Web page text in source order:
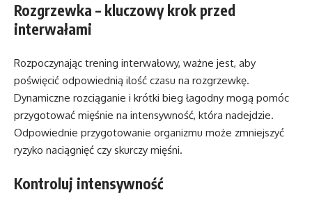
Rozgrzewka – kluczowy krok przed
interwałami
Rozpoczynając trening interwałowy, ważne jest, aby
poświęcić odpowiednią ilość czasu na rozgrzewkę.
Dynamiczne rozciąganie i krótki bieg łagodny mogą pomóc
przygotować mięśnie na intensywność, która nadejdzie.
Odpowiednie przygotowanie organizmu może zmniejszyć
ryzyko naciągnięć czy skurczy mięśni.
Kontroluj intensywność